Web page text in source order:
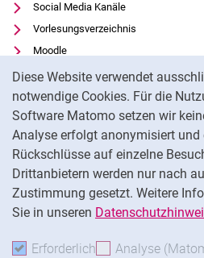
Diese Website verwendet
notwendige Cookies. Für die
Software Matomo setzen wir
Analyse erfolgt anonymisiert und
Rückschlüsse auf einzelne
Drittanbietern werden nur nach
Zustimmung gesetzt. Weitere
Sie in unseren
Erforderlich Erforderliche
Analyse
Social Media Kanäle
Vorlesungsverzeichnis
Moodle
Panopto
Universitätsbibliothek
Datenschutz
Barrierefreiheit
Transparenter KI-Einsatz